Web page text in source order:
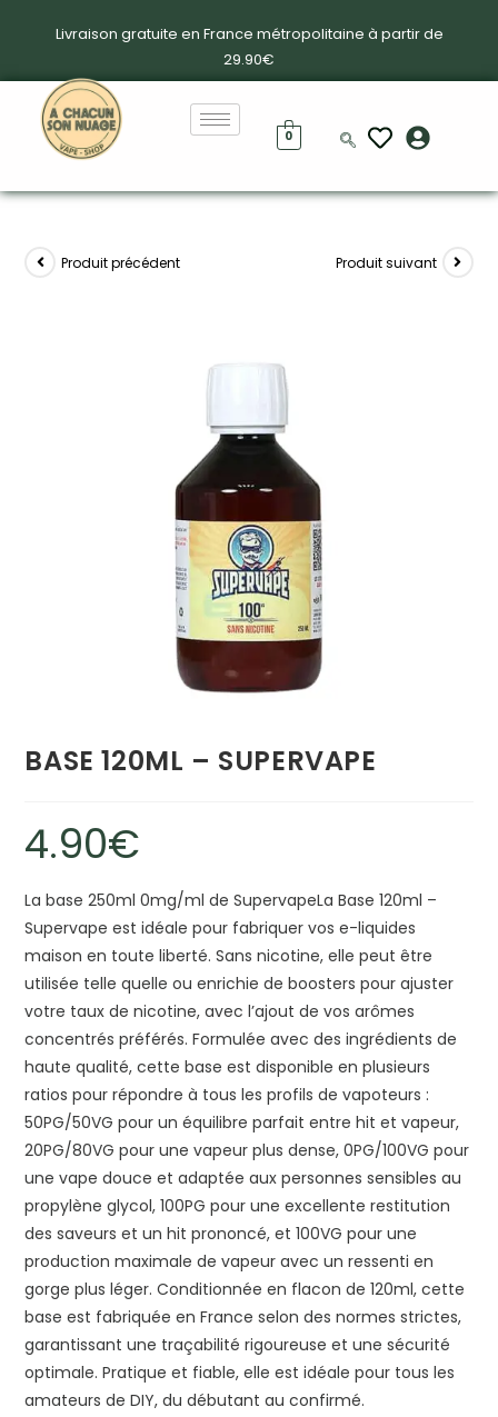
Livraison gratuite en France métropolitaine à partir de
29.90€
0
Produit précédent Produit suivant
BASE 120ML – SUPERVAPE
4.90€
La base 250ml 0mg/ml de SupervapeLa Base 120ml –
Supervape est idéale pour fabriquer vos e-liquides
maison en toute liberté. Sans nicotine, elle peut être
utilisée telle quelle ou enrichie de boosters pour ajuster
votre taux de nicotine, avec l’ajout de vos arômes
concentrés préférés. Formulée avec des ingrédients de
haute qualité, cette base est disponible en plusieurs
ratios pour répondre à tous les profils de vapoteurs :
50PG/50VG pour un équilibre parfait entre hit et vapeur,
20PG/80VG pour une vapeur plus dense, 0PG/100VG pour
une vape douce et adaptée aux personnes sensibles au
propylène glycol, 100PG pour une excellente restitution
des saveurs et un hit prononcé, et 100VG pour une
production maximale de vapeur avec un ressenti en
gorge plus léger. Conditionnée en flacon de 120ml, cette
base est fabriquée en France selon des normes strictes,
garantissant une traçabilité rigoureuse et une sécurité
optimale. Pratique et fiable, elle est idéale pour tous les
amateurs de DIY, du débutant au confirmé.